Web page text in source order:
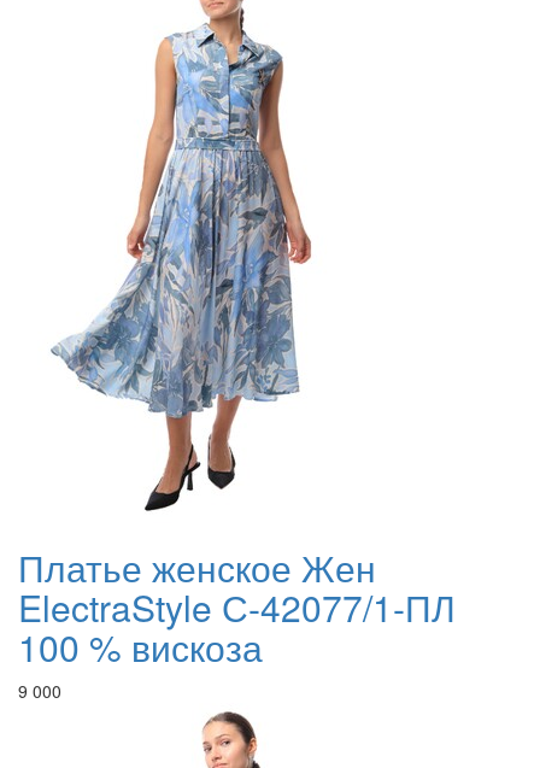
Платье женское Жен
ElectraStyle С-42077/1-ПЛ
100 % вискоза
9 000